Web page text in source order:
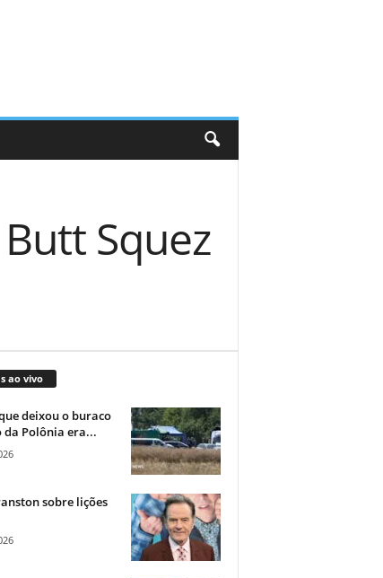
Squez
ao vivo
deixou o buraco
da Polônia era...
sobre lições